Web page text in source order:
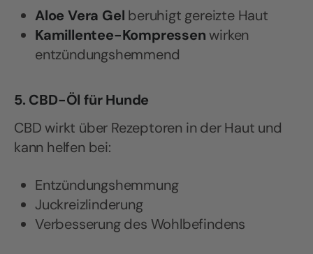
Aloe Vera Gel beruhigt gereizte Haut
Kamillentee-Kompressenwirken
entzündungshemmend
5. CBD-Öl für Hunde
CBD wirkt über Rezeptoren in der Haut und
kann helfen bei:
Entzündungshemmung
Juckreizlinderung
Verbesserung des Wohlbefindens